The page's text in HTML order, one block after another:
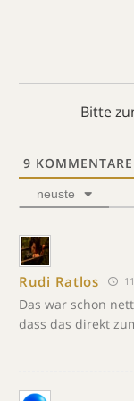
Bitte
9 KOMMENTARE
neuste
Rudi Ratlos
Das war schon
dass das direkt